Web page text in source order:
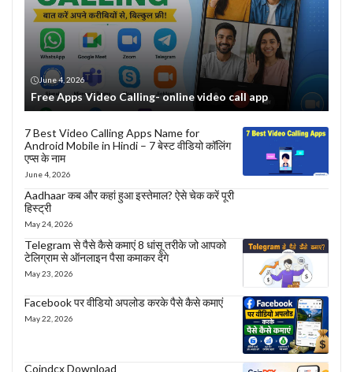
June 4, 2026
Free Apps Video Calling- online video call app
7 Best Video Calling Apps Name for
Android Mobile in Hindi – 7 बेस्ट वीडियो कॉलिंग
एप्स के नाम
June 4, 2026
Aadhaar कब और कहां हुआ इस्तेमाल? ऐसे चेक करें पूरी
हिस्ट्री
May 24, 2026
Telegram से पैसे कैसे कमाएं 8 धांसू तरीके जो आपको
टेलिग्राम से ऑनलाइन पैसा कमाकर देंगे
May 23, 2026
Facebook पर वीडियो अपलोड करके पैसे कैसे कमाएं
May 22, 2026
Coindcx Download